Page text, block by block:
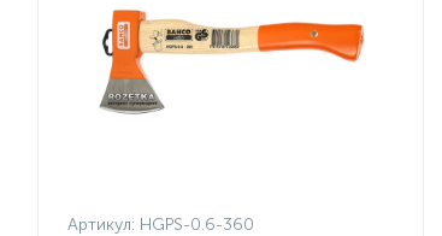
Артикул: HGPS-0.6-360